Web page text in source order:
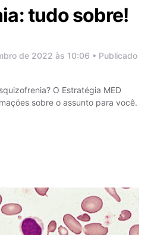
tudo sobre!
de 2022 às 10:06 • Publicado
O Estratégia MED
sobre o assunto para você.